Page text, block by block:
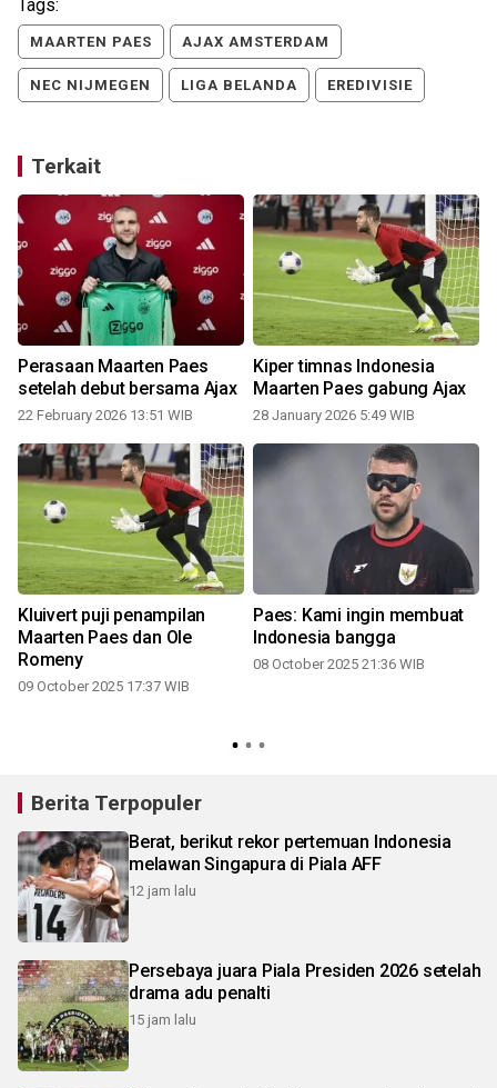
Tags:
MAARTEN PAES AJAX AMSTERDAM
NEC NIJMEGEN LIGA BELANDA EREDIVISIE
Terkait
Perasaan Maarten Paes
setelah debut bersama Ajax
22 February 2026 13:51 WIB
Kiper timnas Indonesia
Maarten Paes gabung Ajax
28 January 2026 5:49 WIB
Kluivert puji penampilan
Maarten Paes dan Ole
Romeny
09 October 2025 17:37 WIB
Paes: Kami ingin membuat
Indonesia bangga
08 October 2025 21:36 WIB
Berita Terpopuler
Berat, berikut rekor pertemuan Indonesia
melawan Singapura di Piala AFF
12 jam lalu
Persebaya juara Piala Presiden 2026 setelah
drama adu penalti
15 jam lalu